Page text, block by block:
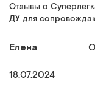
Отзывы о
ДУ для
Елена
18.07.2024